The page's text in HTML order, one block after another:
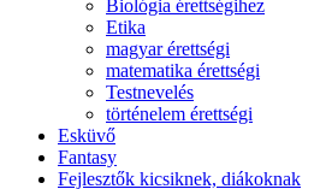
Biológia érettségihez
Etika
magyar érettségi
matematika érettségi
Testnevelés
történelem érettségi
Esküvő
Fantasy
Fejlesztők kicsiknek, diákoknak